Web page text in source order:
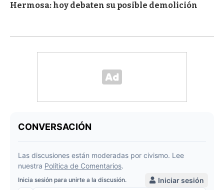
Hermosa: hoy debaten su posible demolición